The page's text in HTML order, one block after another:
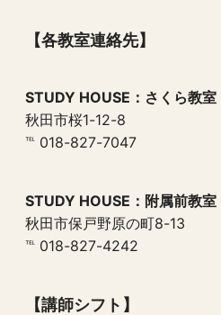
【各教室連絡先】
STUDY HOUSE：さくら教室
秋田市桜1-12-8
℡ 018-827-7047
STUDY HOUSE：附属前教室
秋田市保戸野原の町8-13
℡ 018-827-4242
【講師シフト】